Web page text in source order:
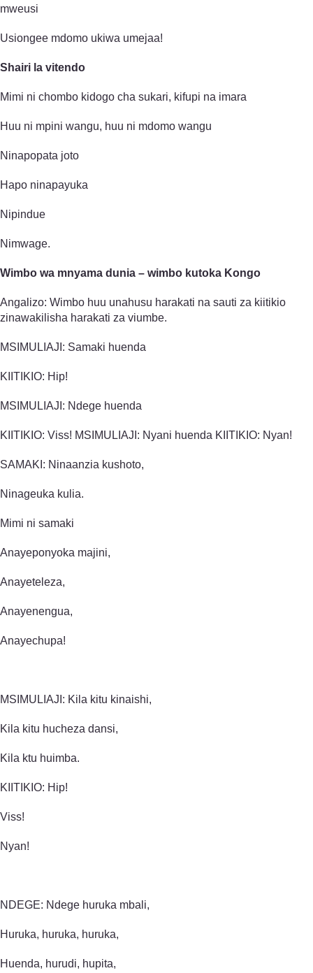
mweusi
Usiongee mdomo ukiwa umejaa!
Shairi la vitendo
Mimi ni chombo kidogo cha sukari, kifupi na imara
Huu ni mpini wangu, huu ni mdomo wangu
Ninapopata joto
Hapo ninapayuka
Nipindue
Nimwage.
Wimbo wa mnyama dunia – wimbo kutoka Kongo
Angalizo: Wimbo huu unahusu harakati na sauti za kiitikio
zinawakilisha harakati za viumbe.
MSIMULIAJI: Samaki huenda
KIITIKIO: Hip!
MSIMULIAJI: Ndege huenda
KIITIKIO: Viss! MSIMULIAJI: Nyani huenda KIITIKIO: Nyan!
SAMAKI: Ninaanzia kushoto,
Ninageuka kulia.
Mimi ni samaki
Anayeponyoka majini,
Anayeteleza,
Anayenengua,
Anayechupa!
MSIMULIAJI: Kila kitu kinaishi,
Kila kitu hucheza dansi,
Kila ktu huimba.
KIITIKIO: Hip!
Viss!
Nyan!
NDEGE: Ndege huruka mbali,
Huruka, huruka, huruka,
Huenda, hurudi, hupita,